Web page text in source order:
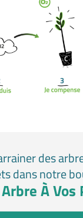
des
dans notre
À Vos